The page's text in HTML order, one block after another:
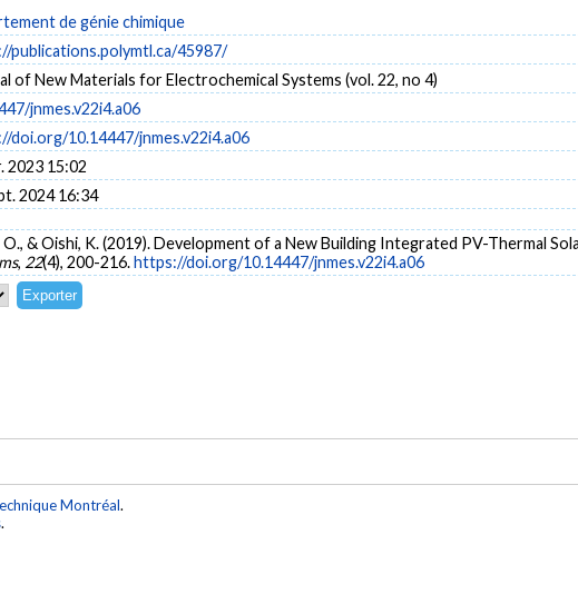
de génie chimique
publications.polymtl.ca/45987/
of New Materials for Electrochemical Systems (vol. 22, no 4)
jnmes.v22i4.a06
doi.org/10.14447/jnmes.v22i4.a06
2023 15:02
2024 16:34
O., & Oishi, K. (2019). Development of a New Building Integrated PV-Thermal
, 22(4), 200-216.https://doi.org/10.14447/jnmes.v22i4.a06
Montréal.
.